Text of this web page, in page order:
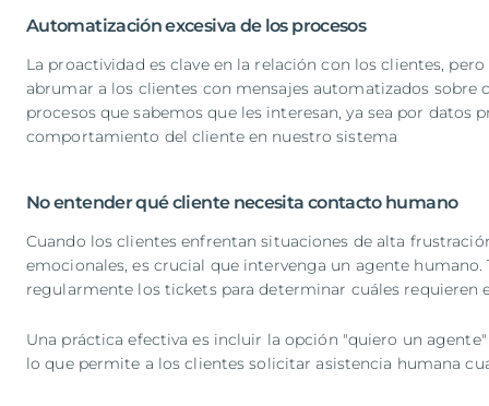
Automatización excesiva de los procesos
La proactividad es clave en la relación con los clientes,
abrumar a los clientes con mensajes automatizados sobre
procesos que sabemos que les interesan, ya sea por datos
comportamiento del cliente en nuestro sistema
No entender qué cliente necesita contacto humano
Cuando los clientes enfrentan situaciones de alta
emocionales, es crucial que intervenga un agente humano.
regularmente los tickets para determinar cuáles requieren
Una práctica efectiva es incluir la opción "quiero un
lo que permite a los clientes solicitar asistencia humana